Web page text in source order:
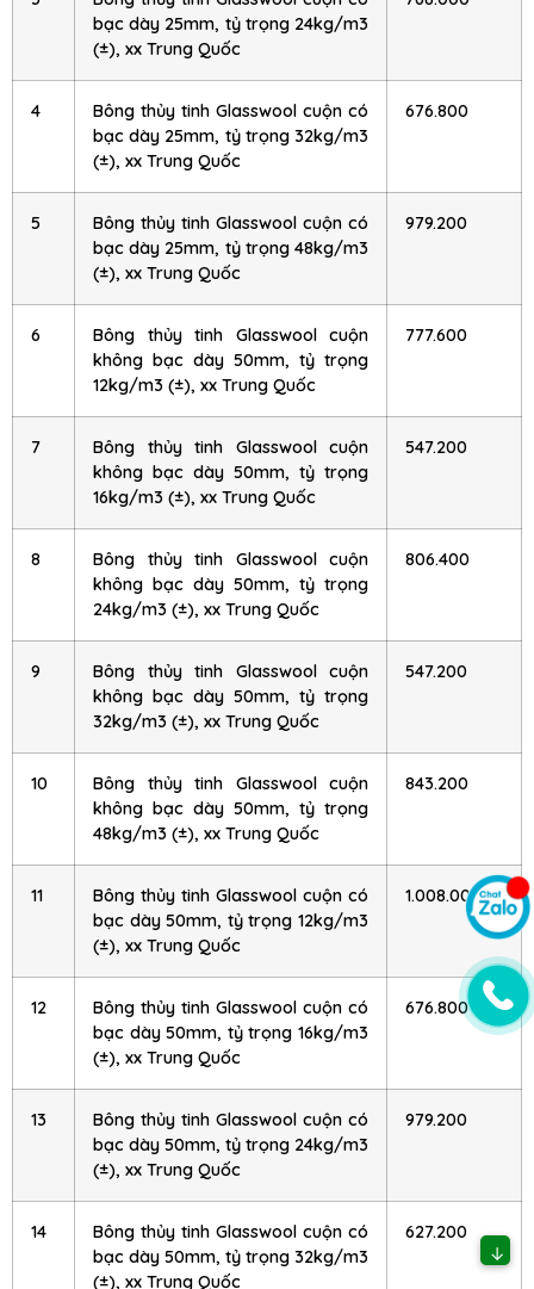
bạc dày 25mm, tỷ trọng 24kg/m3
(±), xx Trung Quốc
4
Bông thủy tinh Glasswool cuộn có
bạc dày 25mm, tỷ trọng 32kg/m3
(±), xx Trung Quốc
676.800
5
Bông thủy tinh Glasswool cuộn có
bạc dày 25mm, tỷ trọng 48kg/m3
(±), xx Trung Quốc
979.200
6
Bông thủy tinh Glasswool cuộn
không bạc dày 50mm, tỷ trọng
12kg/m3 (±), xx Trung Quốc
777.600
7
Bông thủy tinh Glasswool cuộn
không bạc dày 50mm, tỷ trọng
16kg/m3 (±), xx Trung Quốc
547.200
8
Bông thủy tinh Glasswool cuộn
không bạc dày 50mm, tỷ trọng
24kg/m3 (±), xx Trung Quốc
806.400
9
Bông thủy tinh Glasswool cuộn
không bạc dày 50mm, tỷ trọng
32kg/m3 (±), xx Trung Quốc
547.200
10
Bông thủy tinh Glasswool cuộn
không bạc dày 50mm, tỷ trọng
48kg/m3 (±), xx Trung Quốc
843.200
11
Bông thủy tinh Glasswool cuộn có
bạc dày 50mm, tỷ trọng 12kg/m3
(±), xx Trung Quốc
1.008.000
12
Bông thủy tinh Glasswool cuộn có
bạc dày 50mm, tỷ trọng 16kg/m3
(±), xx Trung Quốc
676.800
13
Bông thủy tinh Glasswool cuộn có
bạc dày 50mm, tỷ trọng 24kg/m3
(±), xx Trung Quốc
979.200
14
Bông thủy tinh Glasswool cuộn có
bạc dày 50mm, tỷ trọng 32kg/m3
(±), xx Trung Quốc
627.200
↓